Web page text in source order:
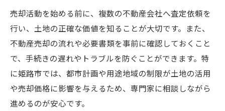
売却活動を始める前に、複数の不動産会社へ査定依頼を
行い、土地の正確な価値を知ることが大切です。また、
不動産売却の流れや必要書類を事前に確認しておくこと
で、手続きの遅れやトラブルを防ぐことができます。特
に姫路市では、都市計画や用途地域の制限が土地の活用
や売却価格に影響を与えるため、専門家に相談しながら
進めるのが安心です。